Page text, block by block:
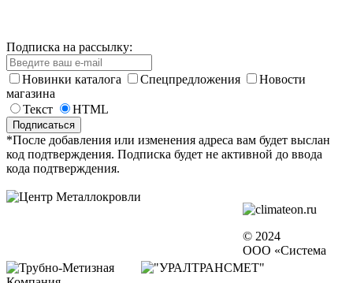
Подписка на рассылку:
Новинки каталога Спецпредложения
Новости
магазина
Текст
HTML
*После добавления или изменения адреса вам будет выслан
код подтверждения. Подписка будет не активной до ввода
кода подтверждения.
© 2024
ООО «Система